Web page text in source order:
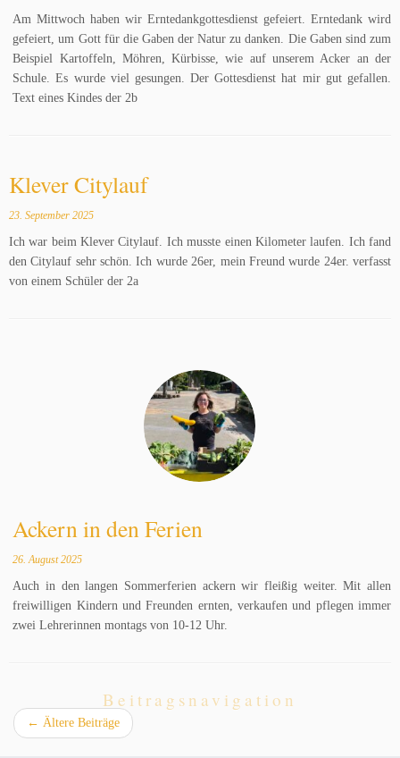
Am Mittwoch haben wir Erntedankgottesdienst gefeiert. Erntedank wird
gefeiert, um Gott für die Gaben der Natur zu danken. Die Gaben sind zum
Beispiel Kartoffeln, Möhren, Kürbisse, wie auf unserem Acker an der
Schule. Es wurde viel gesungen. Der Gottesdienst hat mir gut gefallen.
Text eines Kindes der 2b
Klever Citylauf
23. September 2025
Ich war beim Klever Citylauf. Ich musste einen Kilometer laufen. Ich fand
den Citylauf sehr schön. Ich wurde 26er, mein Freund wurde 24er. verfasst
von einem Schüler der 2a
Ackern in den Ferien
26. August 2025
Auch in den langen Sommerferien ackern wir fleißig weiter. Mit allen
freiwilligen Kindern und Freunden ernten, verkaufen und pflegen immer
zwei Lehrerinnen montags von 10-12 Uhr.
Beitragsnavigation
← Ältere Beiträge